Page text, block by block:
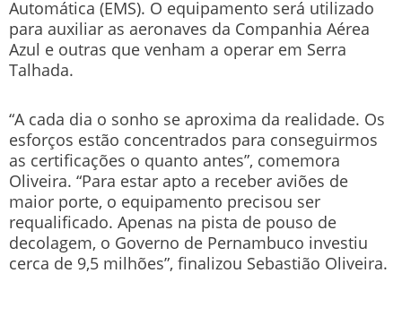
Automática (EMS). O equipamento será utilizado
para auxiliar as aeronaves da Companhia Aérea
Azul e outras que venham a operar em Serra
Talhada.
“A cada dia o sonho se aproxima da realidade. Os
esforços estão concentrados para conseguirmos
as certificações o quanto antes”, comemora
Oliveira. “Para estar apto a receber aviões de
maior porte, o equipamento precisou ser
requalificado. Apenas na pista de pouso de
decolagem, o Governo de Pernambuco investiu
cerca de 9,5 milhões”, finalizou Sebastião Oliveira.